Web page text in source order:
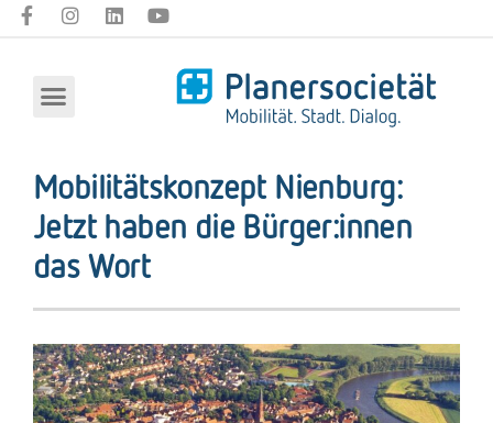
Mobilitätskonzept Nienburg:
Jetzt haben die Bürger:innen
das Wort